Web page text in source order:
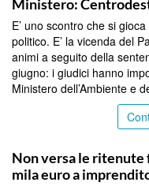
Ministero:
E’ uno scontro che si
politico. E’ la vicenda del
animi a seguito della
giugno: i giudici hanno
Ministero dell’Ambiente e
Non versa le ritenute
mila euro a